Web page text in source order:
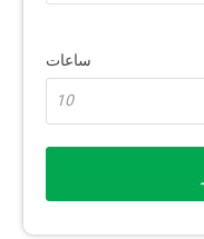
ساعات
10